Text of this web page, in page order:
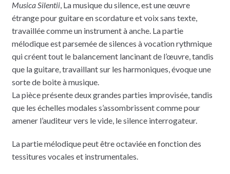
Musica Silentii, La musique du silence, est une œuvre
étrange pour guitare en scordature et voix sans texte,
travaillée comme un instrument à anche. La partie
mélodique est parsemée de silences à vocation rythmique
qui créent tout le balancement lancinant de l’œuvre, tandis
que la guitare, travaillant sur les harmoniques, évoque une
sorte de boite à musique.
La pièce présente deux grandes parties improvisée, tandis
que les échelles modales s’assombrissent comme pour
amener l’auditeur vers le vide, le silence interrogateur.
La partie mélodique peut être octaviée en fonction des
tessitures vocales et instrumentales.